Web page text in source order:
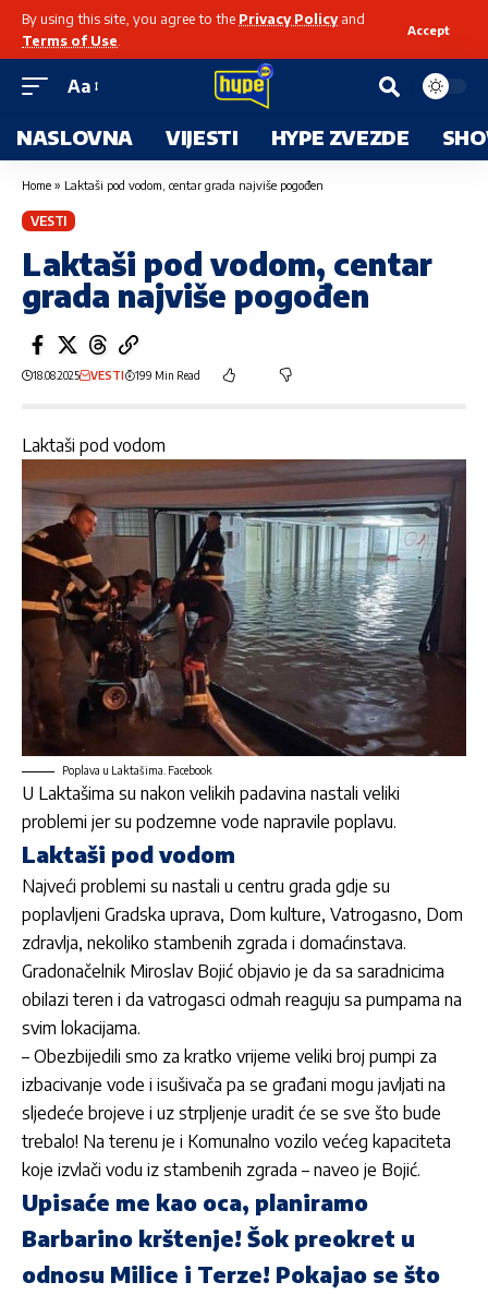
By using this site, you agree to the Privacy Policyand
Terms of Use
Accept
Aa
NASLOVNA VIJESTI HYPE ZVEZDE
Home » Laktaši pod vodom, centar grada najviše pogođen
VESTI
Laktaši pod vodom, centar
grada najviše pogođen
18.08.2025 VESTI 199 Min Read
Laktaši pod vodom
Poplava u Laktašima. Facebook
U Laktašima su nakon velikih padavina nastali veliki
problemi jer su podzemne vode napravile poplavu.
Laktaši pod vodom
Najveći problemi su nastali u centru grada gdje su
poplavljeni Gradska uprava, Dom kulture, Vatrogasno, Dom
zdravlja, nekoliko stambenih zgrada i domaćinstava.
Gradonačelnik Miroslav Bojić objavio je da sa saradnicima
obilazi teren i da vatrogasci odmah reaguju sa pumpama na
svim lokacijama.
– Obezbijedili smo za kratko vrijeme veliki broj pumpi za
izbacivanje vode i isušivača pa se građani mogu javljati na
sljedeće brojeve i uz strpljenje uradit će se sve što bude
trebalo! Na terenu je i Komunalno vozilo većeg kapaciteta
koje izvlači vodu iz stambenih zgrada – naveo je Bojić.
Upisaće me kao oca, planiramo
Barbarino krštenje! Šok preokret u
odnosu Milice i Terze! Pokajao se što